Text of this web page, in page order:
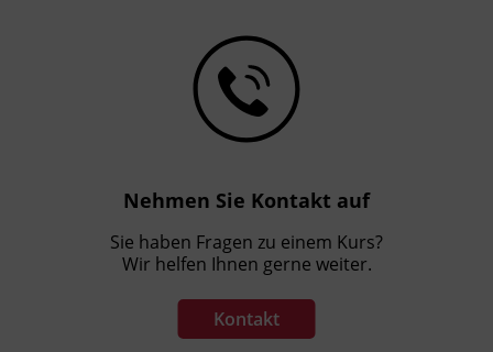
Nehmen Sie Kontakt auf
Sie haben Fragen zu einem Kurs?
Wir helfen Ihnen gerne weiter.
Kontakt